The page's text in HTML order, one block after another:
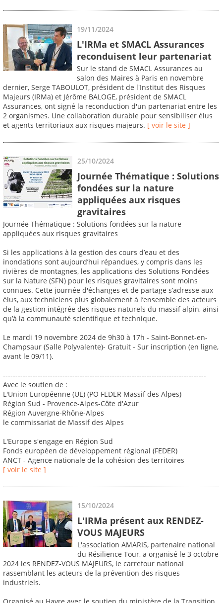
19/11/2024
L'IRMa et SMACL Assurances
reconduisent leur partenariat
Sur le stand de SMACL Assurances au
salon des Maires à Paris en novembre
dernier, Serge TABOULOT, président de l'Institut des Risques
Majeurs (IRMa) et Jérôme BALOGE, président de SMACL
Assurances, ont signé la reconduction d'un partenariat entre les
2 organismes. Une collaboration durable pour sensibiliser élus
et agents territoriaux aux risques majeurs. [ voir le site ]
25/10/2024
Journée Thématique : Solutions
fondées sur la nature
appliquées aux risques
gravitaires
Journée Thématique : Solutions fondées sur la nature
appliquées aux risques gravitaires
Si les applications à la gestion des cours d’eau et des
inondations sont aujourd’hui répandues, y compris dans les
rivières de montagnes, les applications des Solutions Fondées
sur la Nature (SFN) pour les risques gravitaires sont moins
connues. Cette journée d'échanges et de partage s’adresse aux
élus, aux techniciens plus globalement à l’ensemble des acteurs
de la gestion intégrée des risques naturels du massif alpin, ainsi
qu’à la communauté scientifique et technique.
Le mardi 19 novembre 2024 de 9h30 à 17h - Saint-Bonnet-en-
Champsaur (Salle Polyvalente)- Gratuit - Sur inscription (en ligne,
avant le 09/11).
----------------------------------------------------------------------------------
Avec le soutien de :
L'Union Européenne (UE) (PO FEDER Massif des Alpes)
Région Sud - Provence-Alpes-Côte d'Azur
Région Auvergne-Rhône-Alpes
le commissariat de Massif des Alpes
L'Europe s'engage en Région Sud
Fonds européen de développement régional (FEDER)
ANCT - Agence nationale de la cohésion des territoires
[ voir le site ]
15/10/2024
L'IRMa présent aux RENDEZ-
VOUS MAJEURS
L'association AMARIS, partenaire national
du Résilience Tour, a organisé le 3 octobre
2024 les RENDEZ-VOUS MAJEURS, le carrefour national
rassemblant les acteurs de la prévention des risques
industriels.